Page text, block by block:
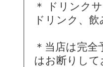
＊ ドリンク
ドリンク、
＊当店は完
はお断りし